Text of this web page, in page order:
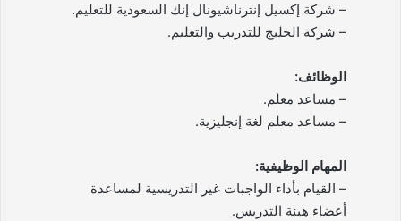
– شركة إكسيل إنترناشيونال إنك السعودية للتعليم.
– شركة الخليج للتدريب والتعليم.
الوظائف:
– مساعد معلم.
– مساعد معلم لغة إنجليزية.
المهام الوظيفية:
– القيام بأداء الواجبات غير التدريسية لمساعدة
أعضاء هيئة التدريس.